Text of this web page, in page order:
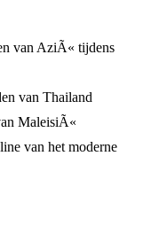
van AziÃ« tijdens
van Thailand
MaleisiÃ«
van het moderne